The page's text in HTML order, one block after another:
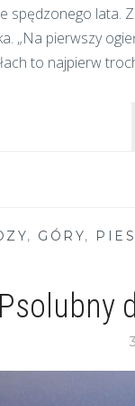
spędzonego lata.
„Na pierwszy
to najpierw
, GÓRY,
Psolubny